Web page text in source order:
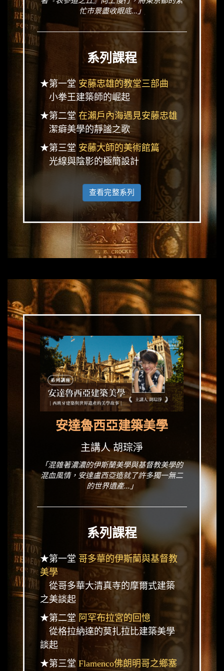
忙市景盡收眼底...」
系列課程
★第一堂 安藤忠雄的教堂三部曲
小拳王建築師的崛起
★第二堂 在瀨戶內海遇見安藤忠雄
潔癖美學的靜謐之歌
★第三堂 安藤大師的美術館篇
光線與陰影的極簡設計
查看完整系列
安達魯西亞建築美學
主講人 胡琮淨
「混雜著濃濃的伊斯蘭美學與基督教美學的
混血風情，安達盧西亞造就了許多獨一無二
的世界遺產...」
系列課程
★第一堂 哥多華的伊斯蘭與基督教
美學
從哥多華大清真寺的摩爾式建築
之美談起
★第二堂 阿罕布拉宮的回憶
從格拉納達的莫扎拉比建築美學
談起
★第三堂 Flamenco佛朗明哥之鄉塞